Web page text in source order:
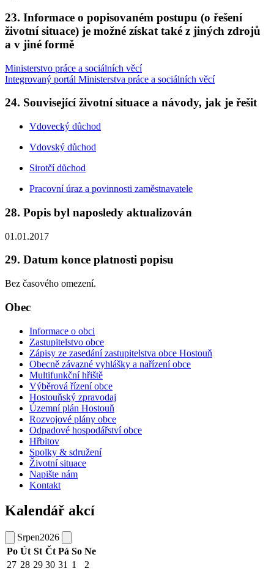
23. Informace o popisovaném postupu (o řešení
životní situace) je možné získat také z jiných zdrojů
a v jiné formě
Ministerstvo práce a sociálních věcí
Integrovaný portál Ministerstva práce a sociálních věcí
24. Související životní situace a návody, jak je řešit
Vdovecký důchod
Vdovský důchod
Sirotčí důchod
Pracovní úraz a povinnosti zaměstnavatele
28. Popis byl naposledy aktualizován
01.01.2017
29. Datum konce platnosti popisu
Bez časového omezení.
Obec
Informace o obci
Zastupitelstvo obce
Zápisy ze zasedání zastupitelstva obce Hostouň
Obecně závazné vyhlášky a nařízení obce
Multifunkční hřiště
Výběrová řízení obce
Hostouňský zpravodaj
Územní plán Hostouň
Rozvojové plány obce
Odpadové hospodářství obce
Hřbitov
Spolky & sdružení
Životní situace
Napište nám
Kontakt
Kalendář akcí
Srpen2026
Po Út St Čt Pá So Ne
27 28 29 30 31 1
2